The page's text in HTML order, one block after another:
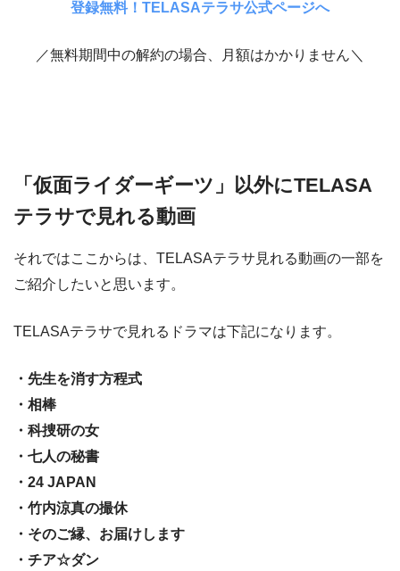
登録無料！TELASAテラサ公式ページへ
／無料期間中の解約の場合、月額はかかりません＼
「仮面ライダーギーツ」以外にTELASA
テラサで見れる動画
それではここからは、TELASAテラサ見れる動画の一部を
ご紹介したいと思います。
TELASAテラサで見れるドラマは下記になります。
・先生を消す方程式
・相棒
・科捜研の女
・七人の秘書
・24 JAPAN
・竹内涼真の撮休
・そのご縁、お届けします
・チア☆ダン